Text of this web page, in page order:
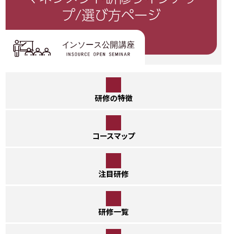
プ/選び方ページ
研修の特徴
コースマップ
注目研修
研修一覧